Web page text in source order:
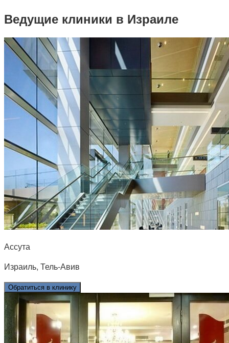
Ведущие клиники в Израиле
Ассута
Израиль, Тель-Авив
Обратиться в клинику